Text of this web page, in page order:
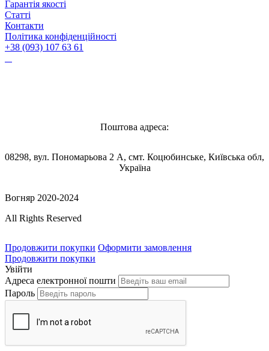
Гарантія якості
Статті
Контакти
Політика конфіденційності
+38 (093) 107 63 61
Поштова адреса:
08298, вул. Пономарьова 2 А, смт. Коцюбинське, Київська обл,
Україна
Вогняр 2020-2024
All Rights Reserved
Продовжити покупки Оформити замовлення
Продовжити покупки
Увійти
Адреса електронної пошти
Пароль